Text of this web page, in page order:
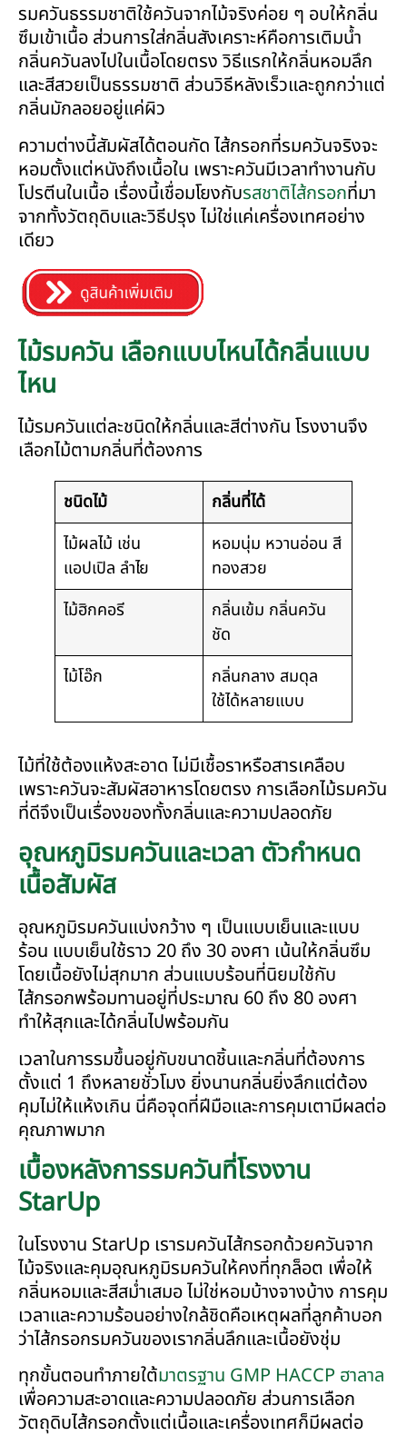
รมควันธรรมชาติใช้ควันจากไม้จริงค่อย ๆ อบให้กลิ่น
ซึมเข้าเนื้อ ส่วนการใส่กลิ่นสังเคราะห์คือการเติมน้ำ
กลิ่นควันลงไปในเนื้อโดยตรง วิธีแรกให้กลิ่นหอมลึก
และสีสวยเป็นธรรมชาติ ส่วนวิธีหลังเร็วและถูกกว่าแต่
กลิ่นมักลอยอยู่แค่ผิว
ความต่างนี้สัมผัสได้ตอนกัด ไส้กรอกที่รมควันจริงจะ
หอมตั้งแต่หนังถึงเนื้อใน เพราะควันมีเวลาทำงานกับ
โปรตีนในเนื้อ เรื่องนี้เชื่อมโยงกับรสชาติไส้กรอกที่มา
จากทั้งวัตถุดิบและวิธีปรุง ไม่ใช่แค่เครื่องเทศอย่าง
เดียว
ไม้รมควัน เลือกแบบไหนได้กลิ่นแบบ
ไหน
ไม้รมควันแต่ละชนิดให้กลิ่นและสีต่างกัน โรงงานจึง
เลือกไม้ตามกลิ่นที่ต้องการ
ชนิดไม้
กลิ่นที่ได้
ไม้ผลไม้ เช่น
แอปเปิล ลำไย
หอมนุ่ม หวานอ่อน สี
ทองสวย
ไม้ฮิกคอรี
กลิ่นเข้ม กลิ่นควัน
ชัด
ไม้โอ๊ก
กลิ่นกลาง สมดุล
ใช้ได้หลายแบบ
ไม้ที่ใช้ต้องแห้งสะอาด ไม่มีเชื้อราหรือสารเคลือบ
เพราะควันจะสัมผัสอาหารโดยตรง การเลือกไม้รมควัน
ที่ดีจึงเป็นเรื่องของทั้งกลิ่นและความปลอดภัย
อุณหภูมิรมควันและเวลา ตัวกำหนด
เนื้อสัมผัส
อุณหภูมิรมควันแบ่งกว้าง ๆ เป็นแบบเย็นและแบบ
ร้อน แบบเย็นใช้ราว 20 ถึง 30 องศา เน้นให้กลิ่นซึม
โดยเนื้อยังไม่สุกมาก ส่วนแบบร้อนที่นิยมใช้กับ
ไส้กรอกพร้อมทานอยู่ที่ประมาณ 60 ถึง 80 องศา
ทำให้สุกและได้กลิ่นไปพร้อมกัน
เวลาในการรมขึ้นอยู่กับขนาดชิ้นและกลิ่นที่ต้องการ
ตั้งแต่ 1 ถึงหลายชั่วโมง ยิ่งนานกลิ่นยิ่งลึกแต่ต้อง
คุมไม่ให้แห้งเกิน นี่คือจุดที่ฝีมือและการคุมเตามีผลต่อ
คุณภาพมาก
เบื้องหลังการรมควันที่โรงงาน
StarUp
ในโรงงาน StarUp เรารมควันไส้กรอกด้วยควันจาก
ไม้จริงและคุมอุณหภูมิรมควันให้คงที่ทุกล็อต เพื่อให้
กลิ่นหอมและสีสม่ำเสมอ ไม่ใช่หอมบ้างจางบ้าง การคุม
เวลาและความร้อนอย่างใกล้ชิดคือเหตุผลที่ลูกค้าบอก
ว่าไส้กรอกรมควันของเรากลิ่นลึกและเนื้อยังชุ่ม
ทุกขั้นตอนทำภายใต้มาตรฐาน GMP HACCP ฮาลาล
เพื่อความสะอาดและความปลอดภัย ส่วนการเลือก
วัตถุดิบไส้กรอกตั้งแต่เนื้อและเครื่องเทศก็มีผลต่อ